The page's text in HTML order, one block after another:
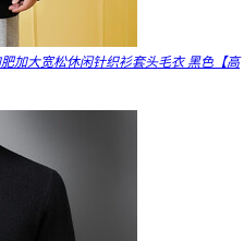
加大宽松休闲针织衫套头毛衣 黑色【高